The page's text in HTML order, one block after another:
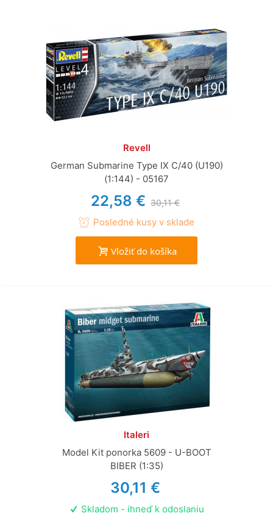
Revell
German Submarine Type IX C/40 (U190)
(1:144) - 05167
22,58 € 30,11 €
Posledné kusy v sklade
Vložiť do košíka
Italeri
Model Kit ponorka 5609 - U-BOOT
BIBER (1:35)
30,11 €
Skladom - ihneď k odoslaniu